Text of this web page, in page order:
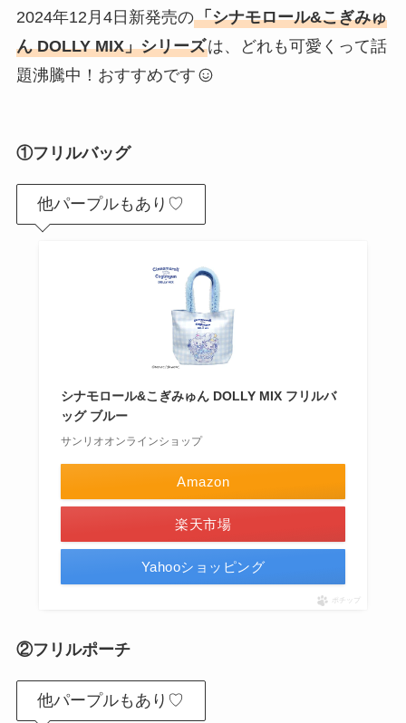
2024年12月4日新発売の「シナモロール&こぎみゅ
ん DOLLY MIX」シリーズは、どれも可愛くって話
題沸騰中！おすすめです
①フリルバッグ
他パープルもあり♡
シナモロール&こぎみゅん DOLLY MIX フリルバ
ッグ ブルー
サンリオオンラインショップ
Amazon
楽天市場
Yahooショッピング
ポチップ
②フリルポーチ
他パープルもあり♡